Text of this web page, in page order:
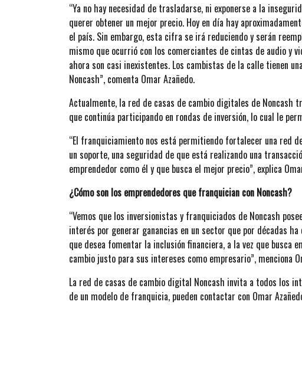
“Ya no hay necesidad de trasladarse, ni exponerse a la
querer obtener un mejor precio. Hoy en día hay
el país. Sin embargo, esta cifra se irá reduciendo y serán
mismo que ocurrió con los comerciantes de cintas de audio y
ahora son casi inexistentes. Los cambistas de la calle tienen
Noncash”, comenta Omar Azañedo.
Actualmente, la red de casas de cambio digitales de Noncash
que continúa participando en rondas de inversión, lo cual le
“El franquiciamiento nos está permitiendo fortalecer una red
un soporte, una seguridad de que está realizando una
emprendedor como él y que busca el mejor precio”, explica
¿Cómo son los emprendedores que franquician con Noncash?
“Vemos que los inversionistas y franquiciados de Noncash
interés por generar ganancias en un sector que por décadas
que desea fomentar la inclusión financiera, a la vez que busca
cambio justo para sus intereses como empresario”, menciona
La red de casas de cambio digital Noncash invita a todos los
de un modelo de franquicia, pueden contactar con Omar